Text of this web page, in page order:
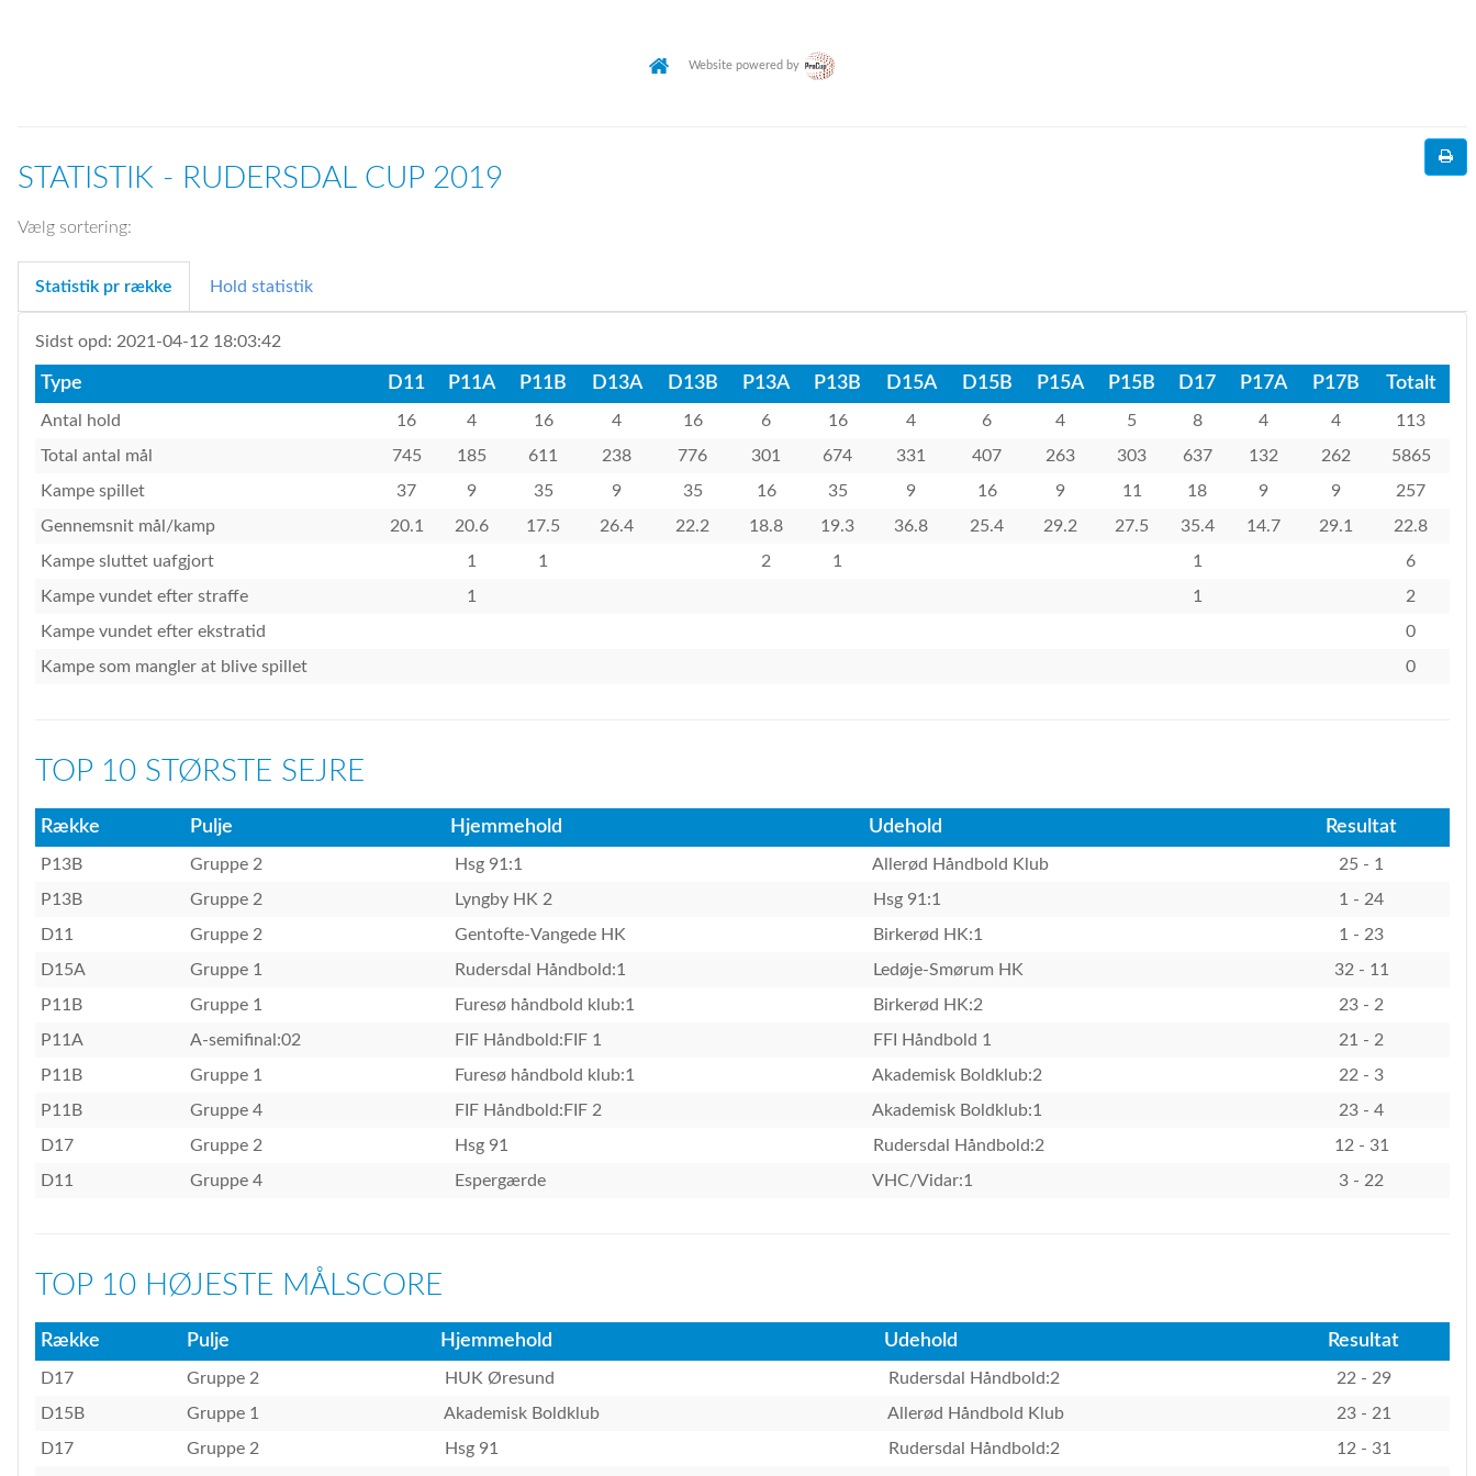
Website powered by
STATISTIK - RUDERSDAL CUP 2019
Vælg sortering:
Statistik pr række Hold statistik
Sidst opd: 2021-04-12 18:03:42
Type D11 P11A P11B D13A D13B P13A P13B D15A D15B P15A P15B D17 P17A P17B Totalt
Antal hold 16 4 16 4 16 6 16 4 6 4 5 8 4 4
113
Total antal mål
745 185 611 238 776 301 674 331 407 263 303 637 132 262
5865
Kampe spillet
37 9 35 9 35 16 35 9 16 9 11 18 9 9
257
Gennemsnit mål/kamp
20.1 20.6 17.5 26.4 22.2 18.8 19.3 36.8 25.4 29.2 27.5 35.4 14.7 29.1
22.8
Kampe sluttet uafgjort
1 1 2 1 1
6
Kampe vundet efter straffe
1 1
2
Kampe vundet efter ekstratid
0
Kampe som mangler at blive spillet
0
TOP 10 STØRSTE SEJRE
Række Pulje Hjemmehold Udehold Resultat
P13B Gruppe 2 Hsg 91:1 Allerød Håndbold Klub
25 - 1
P13B
Gruppe 2 Lyngby HK 2 Hsg 91:1
1 - 24
D11
Gruppe 2 Gentofte-Vangede HK Birkerød HK:1
1 - 23
D15A
Gruppe 1 Rudersdal Håndbold:1 Ledøje-Smørum HK
32 - 11
P11B
Gruppe 1 Furesø håndbold klub:1 Birkerød HK:2
23 - 2
P11A
A-semifinal:02 FIF Håndbold:FIF 1 FFI Håndbold 1
21 - 2
P11B
Gruppe 1 Furesø håndbold klub:1 Akademisk Boldklub:2
22 - 3
P11B
Gruppe 4 FIF Håndbold:FIF 2 Akademisk Boldklub:1
23 - 4
D17
Gruppe 2 Hsg 91 Rudersdal Håndbold:2
12 - 31
D11
Gruppe 4 Espergærde VHC/Vidar:1 3 - 22
TOP 10 HØJESTE MÅLSCORE
Række Pulje Hjemmehold Udehold Resultat
D17 Gruppe 2 HUK Øresund Rudersdal Håndbold:2
22 - 29
D15B
Gruppe 1 Akademisk Boldklub Allerød Håndbold Klub
23 - 21
D17
Gruppe 2 Hsg 91 Rudersdal Håndbold:2
12 - 31